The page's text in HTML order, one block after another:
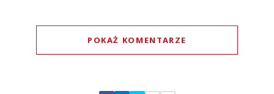
POKAŻ KOMENTARZE